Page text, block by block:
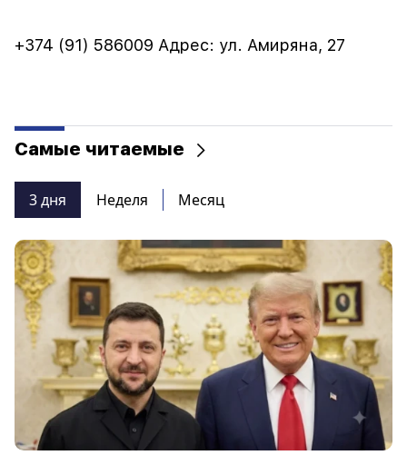
+374 (91) 586009 Адрес: ул. Амиряна, 27
Самые читаемые
3 дня Неделя Месяц